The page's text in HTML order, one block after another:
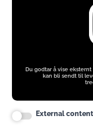
Du godtar å vise
kan bli sendt til
External content